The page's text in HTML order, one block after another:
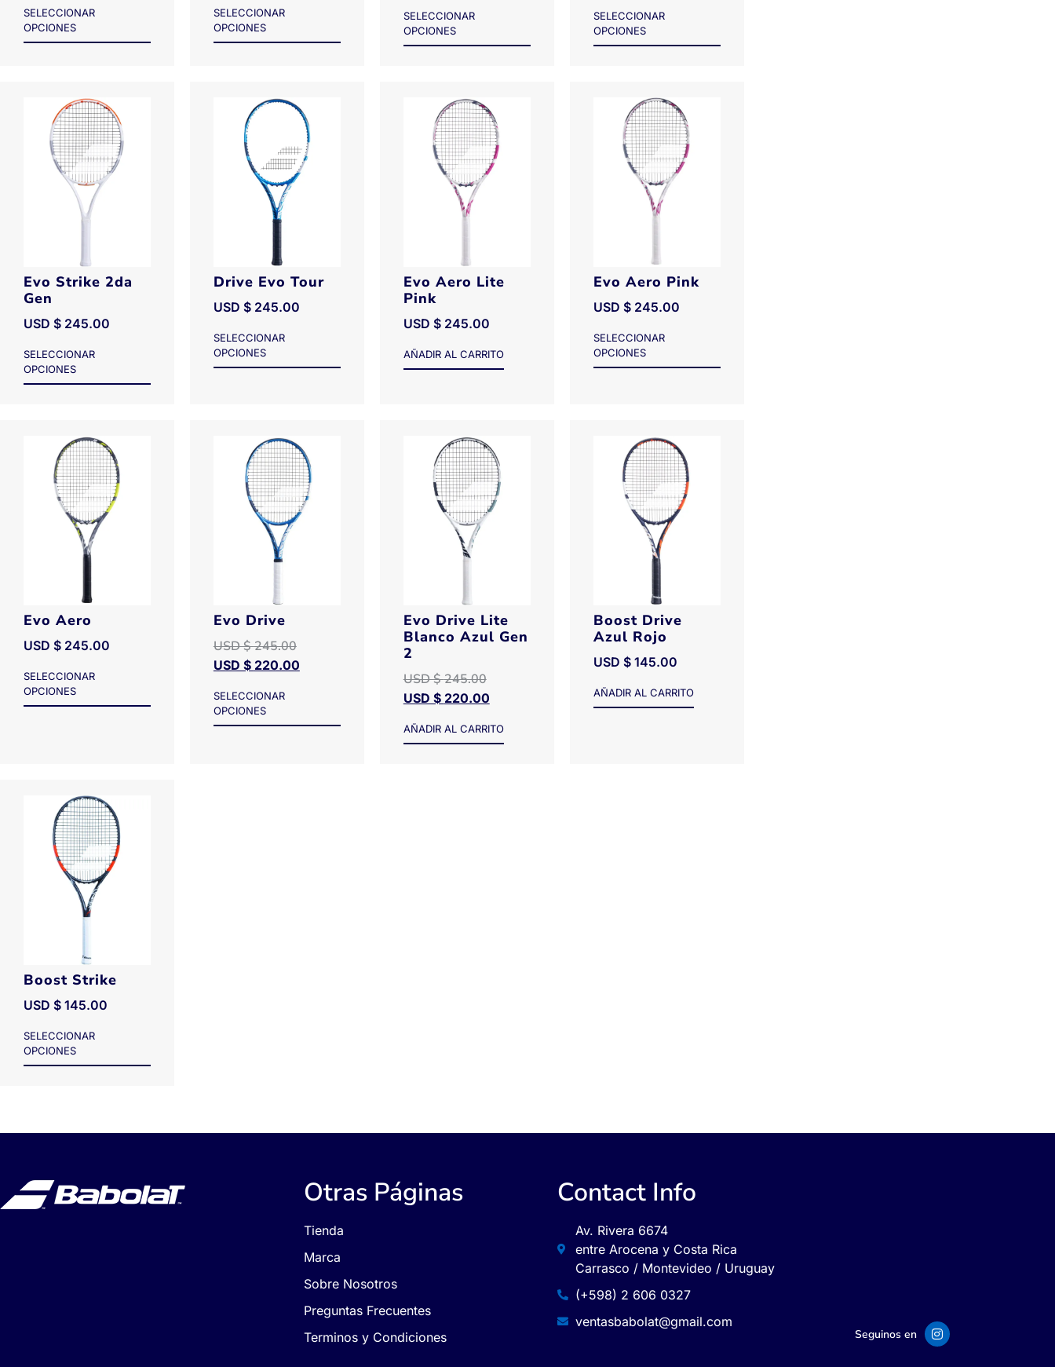
SELECCIONAR
OPCIONES
SELECCIONAR
OPCIONES
SELECCIONAR
OPCIONES
SELECCIONAR
OPCIONES
Evo Strike 2da
Gen
USD $ 245.00
SELECCIONAR
OPCIONES
Drive Evo Tour
USD $ 245.00
SELECCIONAR
OPCIONES
Evo Aero Lite
Pink
USD $ 245.00
AÑADIR AL CARRITO
Evo Aero Pink
USD $ 245.00
SELECCIONAR
OPCIONES
Evo Aero
USD $ 245.00
SELECCIONAR
OPCIONES
Evo Drive
USD $245.00
USD $ 220.00
SELECCIONAR
OPCIONES
Evo Drive Lite
Blanco Azul Gen
2
USD $245.00
USD $ 220.00
AÑADIR AL CARRITO
Boost Drive
Azul Rojo
USD $ 145.00
AÑADIR AL CARRITO
Boost Strike
USD $ 145.00
SELECCIONAR
OPCIONES
Otras Páginas
Tienda
Marca
Sobre Nosotros
Preguntas Frecuentes
Terminos y Condiciones
Contact Info
Av. Rivera 6674
entre Arocena y Costa Rica
Carrasco / Montevideo / Uruguay
(+598) 2 606 0327
ventasbabolat@gmail.com
Seguinos en